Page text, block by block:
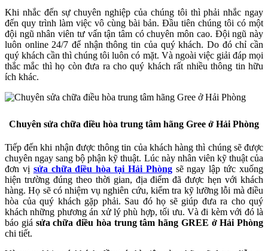
Khi nhắc đến sự chuyên nghiệp của chúng tôi thì phải nhắc ngay
đến quy trình làm việc vô cùng bài bản. Đầu tiên chúng tôi có một
đội ngũ nhân viên tư vấn tận tâm có chuyên môn cao. Đội ngũ này
luôn online 24/7 để nhận thông tin của quý khách. Do đó chỉ cần
quý khách cần thì chúng tôi luôn có mặt. Và ngoài việc giải đáp mọi
thắc mắc thì họ còn đưa ra cho quý khách rất nhiều thông tin hữu
ích khác.
Chuyên sửa chữa điều hòa trung tâm hãng Gree ở Hải Phòng
Tiếp đến khi nhận được thông tin của khách hàng thì chúng sẽ được
chuyên ngay sang bộ phận kỹ thuật. Lúc này nhân viên kỹ thuật của
đơn vị sửa chữa điều hòa tại Hải Phòngsẽ ngay lập tức xuống
hiện trường đúng theo thời gian, địa điểm đã được hẹn với khách
hàng. Họ sẽ có nhiệm vụ nghiên cứu, kiểm tra kỹ lưỡng lỗi mà điều
hòa của quý khách gặp phải. Sau đó họ sẽ giúp đưa ra cho quý
khách những phương án xử lý phù hợp, tối ưu. Và đi kèm với đó là
báo giásửa chữa điều hòa trung tâm hãng GREE ở Hải Phòng
chi tiết.